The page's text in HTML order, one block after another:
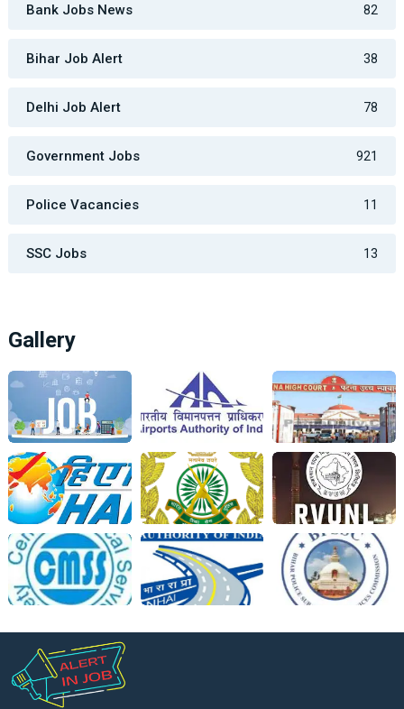
Bank Jobs News 82
Bihar Job Alert 38
Delhi Job Alert 78
Government Jobs 921
Police Vacancies 11
SSC Jobs 13
Gallery